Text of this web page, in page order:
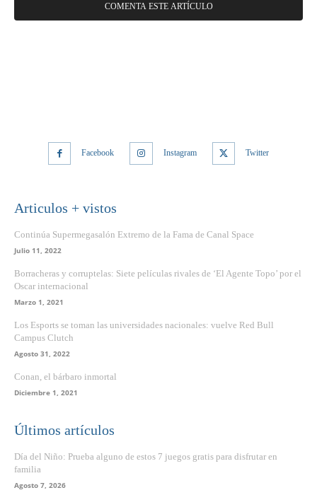
Facebook Instagram Twitter
Articulos + vistos
Continúa Supermegasalón Extremo de la Fama de Canal Space
Julio 11, 2022
Borracheras y corruptelas: Siete películas rivales de ‘El Agente Topo’ por el
Oscar internacional
Marzo 1, 2021
Los Esports se toman las universidades nacionales: vuelve Red Bull
Campus Clutch
Agosto 31, 2022
Conan, el bárbaro inmortal
Diciembre 1, 2021
Últimos artículos
Día del Niño: Prueba alguno de estos 7 juegos gratis para disfrutar en
familia
Agosto 7, 2026